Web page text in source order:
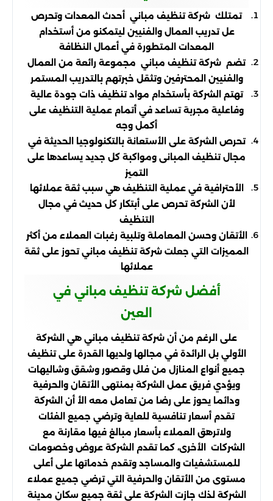
تمتلك شركة تنظيف مباني أحدث المعدات وتحرص
عل تدريب العمال والفنيين ليتمكنو من أستخدام
المعدات المتطورة في أعمال النظافة
تضم شركة تنظيف مباني مجموعة رائعة من العمال
والفنيين المحترفين وتثقل خبرتهم بالتدريب المستمر
تهتم الشركة بأستخدام مواد تنظيف ذات جودة عالية
وفاعلية مجربة تساعد في أتمام عملية التنظيف على
أكمل وجه
تحرص الشركة على الأستعانة بالتكنولوجيا الحديثة في
مجال تنظيف المبانى ومواكبة كل جديد يساعدها على
التميز
الأحترافية في عملية التنظيف هي سبب ثقة عملائها
لأن الشركة تحرص على أبتكار كل حديث في مجال
التنظيف
الأتقان وحسن المعاملة وتلبية رغبات العملاء من أكثر
المميزات التي جعلت شركة تنظيف مباني تحوز على ثقة
عملائها
أفضل شركة تنظيف مباني في
العين
على الرغم من أن شركة تنظيف مباني هي الشركة
الأولي بل الرائدة في مجالها ولديها القدرة على تنظيف
جميع أنواع المنازل من فلل وقصور وشقق وشاليهات
ويؤدي فريق عمل الشركة بمنتهى الأتقان والحرفية
ودائما يحوز على رضا من تعامل معه الأ أن الشركة
تقدم أسعار تنافسية للعاية وترضي جميع الفئات
ولاترهق العملاء بأسعار مبالغ فيها مقارنة مع
الشركات الأخرى، كما تقدم الشركة عروض وخصومات
للمستشفيات والمساجد وتقدم خدماتها على أعلى
مستوى من الأتقان والحرفية التي ترضي جميع عملاء
الشركة لذك جازت الشركة على ثقة جميع سكان مدينة